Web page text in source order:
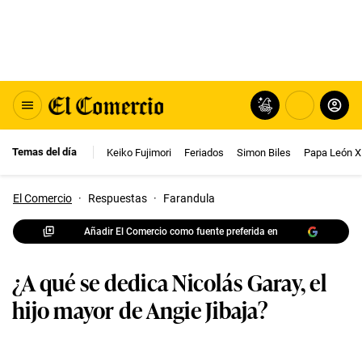
Temas del día Keiko Fujimori Feriados Simon Biles Papa León
El Comercio · Respuestas · Farandula
Añadir El Comercio como fuente preferida en
¿A qué se dedica Nicolás Garay, el
hijo mayor de Angie Jibaja?